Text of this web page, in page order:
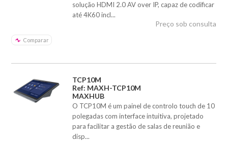
solução HDMI 2.0 AV over IP, capaz de codificar
até 4K60 incl...
Comparar
Preço sob consulta
TCP10M
Ref: MAXH-TCP10M
MAXHUB
O TCP10M é um painel de controlo touch de 10
polegadas com interface intuitiva, projetado
para facilitar a gestão de salas de reunião e
disp...